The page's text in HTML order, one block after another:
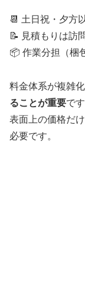
📆 土日祝・夕方
📝 見積もりは訪
📦 作業分担（梱
料金体系が複雑化
ることが重要です
表面上の価格だ
必要です。